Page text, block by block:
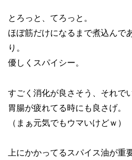
とろっと、てろっと。
ほぼ筋だけになるまで煮込んで
り。
優しくスパイシー。
すごく消化が良さそう、それで
胃腸が疲れてる時にも良さげ。
（まぁ元気でもウマいけどｗ）
上にかかってるスパイス油が重要